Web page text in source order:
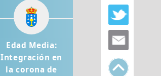
Edad Media:
Integración en
la corona de